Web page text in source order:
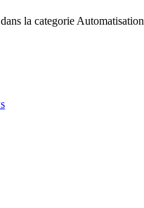
la categorie Automatisation